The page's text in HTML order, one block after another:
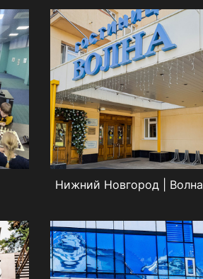
Нижний Новгород | Волна